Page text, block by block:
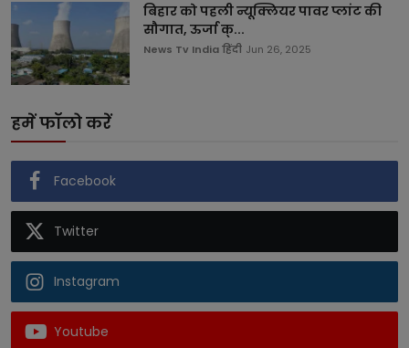
बिहार को पहली न्यूक्लियर पावर प्लांट की
सौगात, ऊर्जा क्...
News Tv India हिंदी Jun 26, 2025
हमें फॉलो करें
Facebook
Twitter
Instagram
Youtube